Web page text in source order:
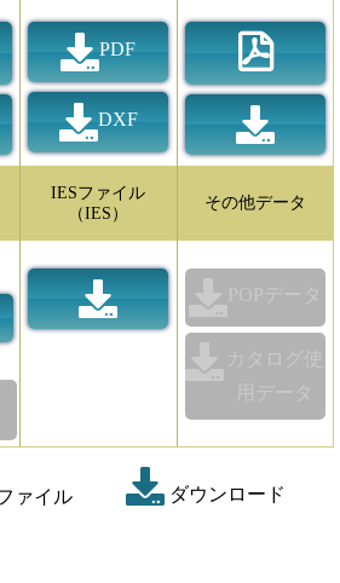
PDF
DXF
IESファイル
（IES）
その他データ
POPデータ
カタログ使
用データ
ァイル ダウンロード